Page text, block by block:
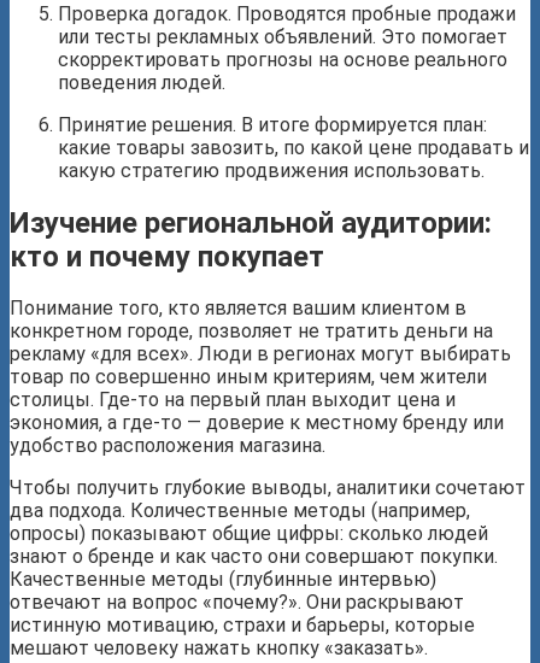
Проверка догадок. Проводятся пробные продажи
или тесты рекламных объявлений. Это помогает
скорректировать прогнозы на основе реального
поведения людей.
Принятие решения. В итоге формируется план:
какие товары завозить, по какой цене продавать и
какую стратегию продвижения использовать.
Изучение региональной аудитории:
кто и почему покупает
Понимание того, кто является вашим клиентом в
конкретном городе, позволяет не тратить деньги на
рекламу «для всех». Люди в регионах могут выбирать
товар по совершенно иным критериям, чем жители
столицы. Где-то на первый план выходит цена и
экономия, а где-то — доверие к местному бренду или
удобство расположения магазина.
Чтобы получить глубокие выводы, аналитики сочетают
два подхода. Количественные методы (например,
опросы) показывают общие цифры: сколько людей
знают о бренде и как часто они совершают покупки.
Качественные методы (глубинные интервью)
отвечают на вопрос «почему?». Они раскрывают
истинную мотивацию, страхи и барьеры, которые
мешают человеку нажать кнопку «заказать».